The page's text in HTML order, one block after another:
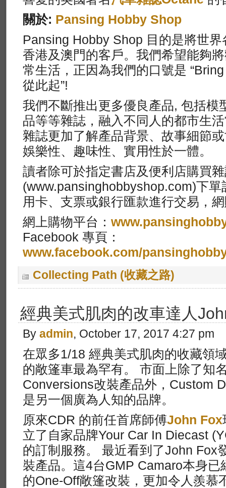
關於: Pansing Hobby Shop
Pansing Hobby Shop 目的是將世
香港及澳門的客戶。我們希望能夠
常生活，正因為我們的口號是
從此起”!
我們不斷推出更多優良產品, 包括模
品等等雜誌，融入不同人的都市生
雜誌更加了解產品背景、故事細節
娛樂性、趣味性、實用性於一體。
讀者除可於指定書店及便利店購買
(www.pansinghobbyshop.com)下
用卡、支票或銀行匯款進行交易，網
網上購物平台：
Facebook 專頁：
www.facebook.com/
Collecting Path (收藏之路)
經典美式肌肉的改車達人
By admin, October 17, 2017 4:27 pm
在眾多1/18 經典美式肌肉的收藏領
的敞篷車最為罕有。 市面上除了知
Conversions改裝產品外，Custom
是另一個廣為人知的品牌。
原來CDR 的前任首席師傅John Fox
立了自家品牌Your Car In Diecast
的訂制服務。 最近看到了John Fox
裝產品。這4台GMP Camaro本身
的One-Off敞篷改裝，更加令人羨慕